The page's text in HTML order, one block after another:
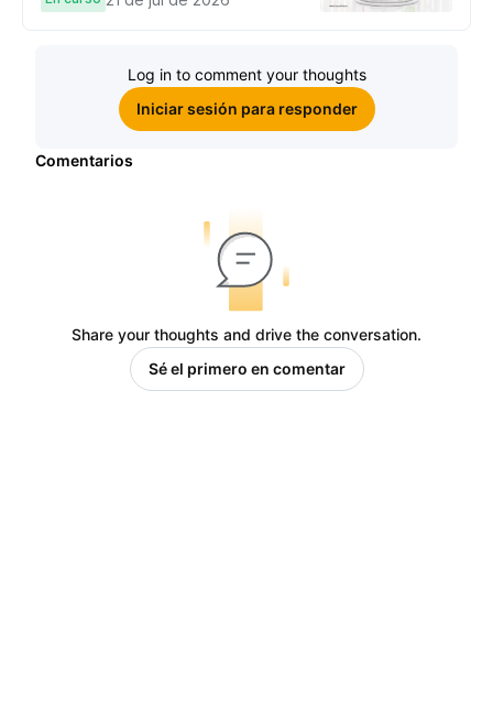
Log in to comment your thoughts
Iniciar sesión para responder
Comentarios
Share your thoughts and drive the conversation.
Sé el primero en comentar